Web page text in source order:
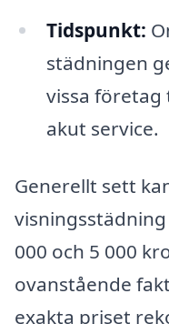
Tidspunkt:
städningen
vissa
akut service.
Generellt sett
visningsstädning
000 och 5 000
ovanstående
exakta priset